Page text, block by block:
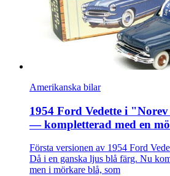
Amerikanska bilar
1954 Ford Vedette i
— kompletterad med en
Första versionen av 1954 Ford
Då i en ganska ljus blå färg. Nu
men i mörkare blå, som